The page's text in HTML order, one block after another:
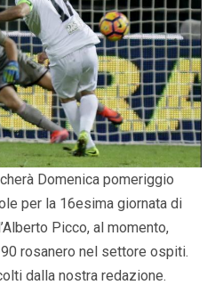
Domenica pomeriggio
per la 16esima giornata di
Picco, al momento,
rosanero nel settore ospiti.
dalla nostra redazione.